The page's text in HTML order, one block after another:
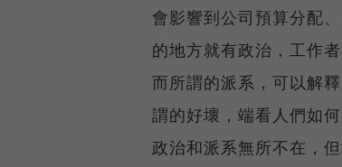
會影響到公司預算分配
的地方就有政治，工作
而所謂的派系，可以解
謂的好壞，端看人們如
政治和派系無所不在，